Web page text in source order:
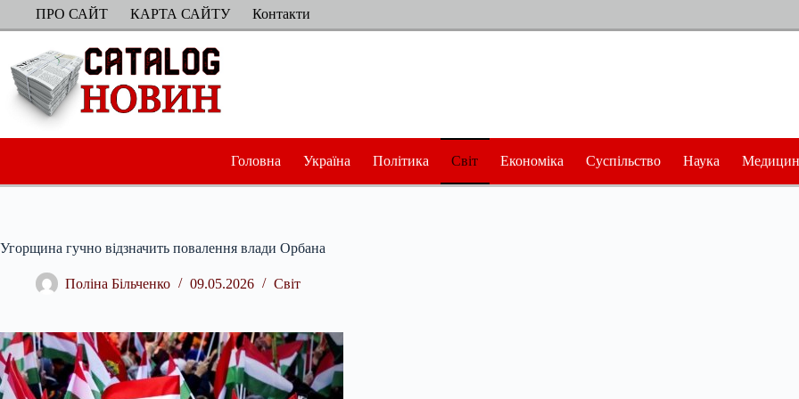
ПерейтиПРО САЙТ КАРТА САЙТУ Контакти
Головна Україна Політика Світ Економіка Суспільство Наука
Угорщина гучно відзначить повалення влади Орбана
Поліна Більченко 09.05.2026 Світ